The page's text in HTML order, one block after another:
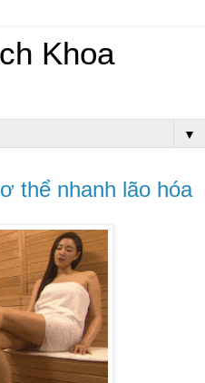
Khoa
▼
thể nhanh lão hóa